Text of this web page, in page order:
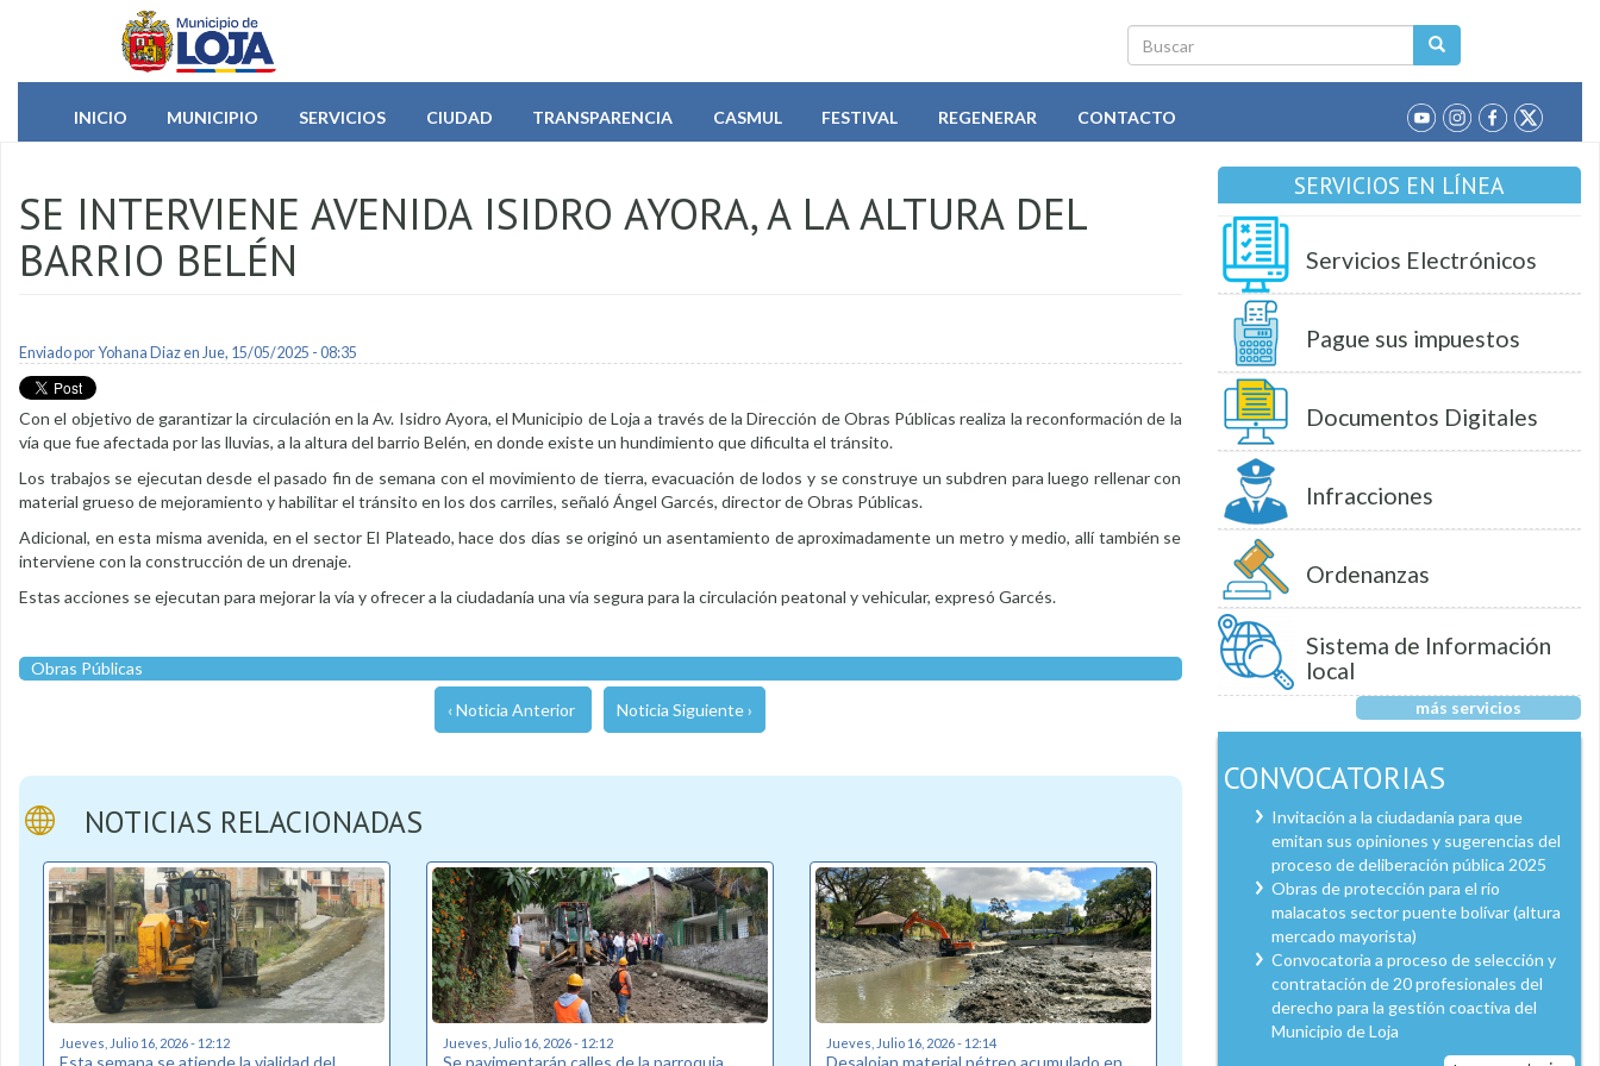
Pasar al contenido principal
Buscar
INICIO
MUNICIPIO SERVICIOS CIUDAD TRANSPARENCIA CASMUL FESTIVAL REGENERAR CONTACTO
SE INTERVIENE AVENIDA ISIDRO AYORA, A LA ALTURA DEL
BARRIO BELÉN
Enviado porYohana Diazen Jue, 15/05/2025 - 08:35
Con el objetivo de garantizar la circulación en la Av. Isidro Ayora, el Municipio de Loja a través de la Dirección de Obras Públicas realiza la reconformación de la
vía que fue afectada por las lluvias, a la altura del barrio Belén, en donde existe un hundimiento que dificulta el tránsito.
Los trabajos se ejecutan desde el pasado fin de semana con el movimiento de tierra, evacuación de lodos y se construye un subdren para luego rellenar con
material grueso de mejoramiento y habilitar el tránsito en los dos carriles, señaló Ángel Garcés, director de Obras Públicas.
Adicional, en esta misma avenida, en el sector El Plateado, hace dos días se originó un asentamiento de aproximadamente un metro y medio, allí también se
interviene con la construcción de un drenaje.
Estas acciones se ejecutan para mejorar la vía y ofrecer a la ciudadanía una vía segura para la circulación peatonal y vehicular, expresó Garcés.
Obras Públicas
‹ Noticia Anterior Noticia Siguiente ›
NOTICIAS RELACIONADAS
Jueves, Julio 16, 2026 - 12:12 Jueves, Julio 16, 2026 - 12:12 Jueves, Julio 16, 2026 - 12:14
SERVICIOS EN LÍNEA
Servicios Electrónicos
Pague sus impuestos
Documentos Digitales
Infracciones
Ordenanzas
Sistema de Información
local
más servicios
CONVOCATORIAS
Invitación a la ciudadanía para que
emitan sus opiniones y sugerencias del
proceso de deliberación pública 2025
Obras de protección para el río
malacatos sector puente bolívar (altura
mercado mayorista)
Convocatoria a proceso de selección y
contratación de 20 profesionales del
derecho para la gestión coactiva del
Municipio de Loja